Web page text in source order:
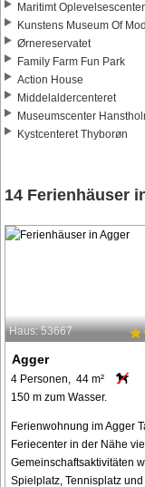
Maritimt Oplevelsescenter
Kunstens Museum Of
Ørnereservatet
Family Farm Fun Park
Action House
Middelaldercenteret
Museumscenter
Kystcenteret Thyborøn
14 Ferienhäuser
Haus: 53667
Agger
4 Personen, 44 m²
150 m zum Wasser.
Ferienwohnung im Agger
Feriecenter in der Nähe
Gemeinschaftsaktivitäten
Spielplatz, Tennisplatz und